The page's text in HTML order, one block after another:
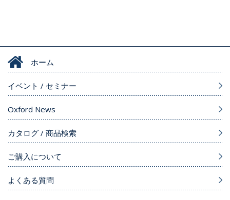
ホーム
イベント / セミナー
Oxford News
カタログ / 商品検索
ご購入について
よくある質問